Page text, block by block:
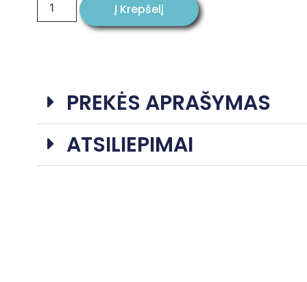
PREKĖS APRAŠYMAS
ATSILIEPIMAI
Į Krepšelį